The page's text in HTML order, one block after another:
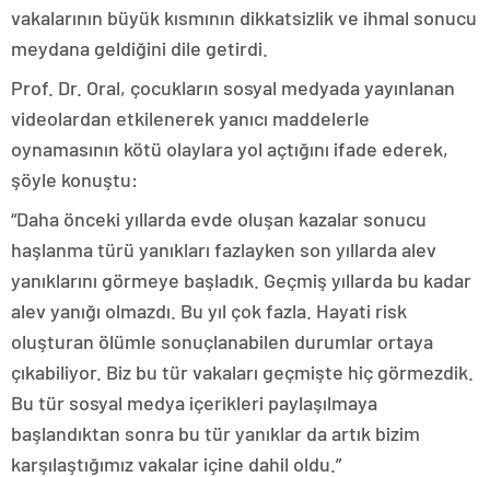
vakalarının büyük kısmının dikkatsizlik ve ihmal sonucu
meydana geldiğini dile getirdi.
Prof. Dr. Oral, çocukların sosyal medyada yayınlanan
videolardan etkilenerek yanıcı maddelerle
oynamasının kötü olaylara yol açtığını ifade ederek,
şöyle konuştu:
“Daha önceki yıllarda evde oluşan kazalar sonucu
haşlanma türü yanıkları fazlayken son yıllarda alev
yanıklarını görmeye başladık. Geçmiş yıllarda bu kadar
alev yanığı olmazdı. Bu yıl çok fazla. Hayati risk
oluşturan ölümle sonuçlanabilen durumlar ortaya
çıkabiliyor. Biz bu tür vakaları geçmişte hiç görmezdik.
Bu tür sosyal medya içerikleri paylaşılmaya
başlandıktan sonra bu tür yanıklar da artık bizim
karşılaştığımız vakalar içine dahil oldu.”